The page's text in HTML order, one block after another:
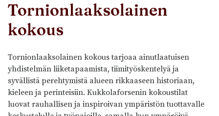
Tornionlaaksolainen
kokous
Tornionlaaksolainen kokous tarjoaa ainutlaatuisen
yhdistelmän liiketapaamista, tiimityöskentelyä ja
syvällistä perehtymistä alueen rikkaaseen historiaan,
kieleen ja perinteisiin. Kukkolaforsenin kokoustilat
luovat rauhallisen ja inspiroivan ympäristön tuottavalle